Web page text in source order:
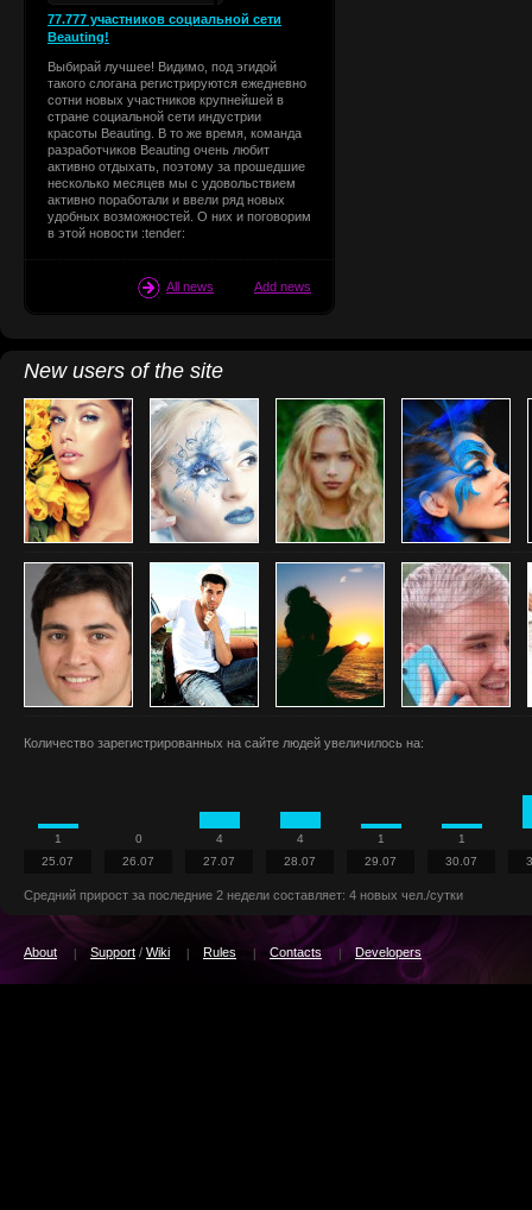
77.777 участников социальной сети
Beauting!
Выбирай лучшее! Видимо, под эгидой
такого слогана регистрируются ежедневно
сотни новых участников крупнейшей в
стране социальной сети индустрии
красоты Beauting. В то же время, команда
разработчиков Beauting очень любит
активно отдыхать, поэтому за прошедшие
несколько месяцев мы с удовольствием
активно поработали и ввели ряд новых
удобных возможностей. О них и поговорим
в этой новости :tender:
Add news
All news
New users of the site
Количество зарегистрированных на сайте людей увеличилось на:
1
25.07
0
26.07
4
27.07
4
28.07
1
29.07
1
30.07
Средний прирост за последние 2 недели составляет: 4 новых чел./сутки
About Support / Wiki Rules Contacts Developers